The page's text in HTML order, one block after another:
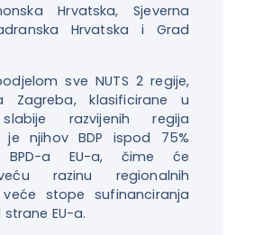
Hrvatska, Sjeverna
Hrvatska i Grad
sve NUTS 2 regije,
Zagreba, klasificirane u
razvijenih regija
njihov BDP ispod 75%
BPD-a EU-a, čime će
razinu regionalnih
stope sufinanciranja
EU-a.